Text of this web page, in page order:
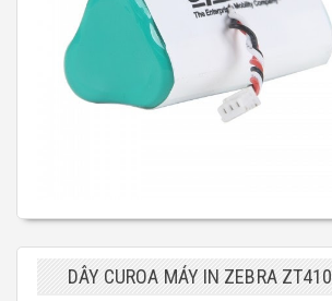
DÂY CUROA MÁY IN ZEBRA ZT410